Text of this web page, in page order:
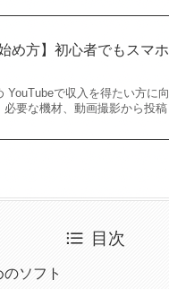
始め方】初心者でもスマ
YouTubeで収入を得たい方に
必要な機材、動画撮影から投
目次
ソフト